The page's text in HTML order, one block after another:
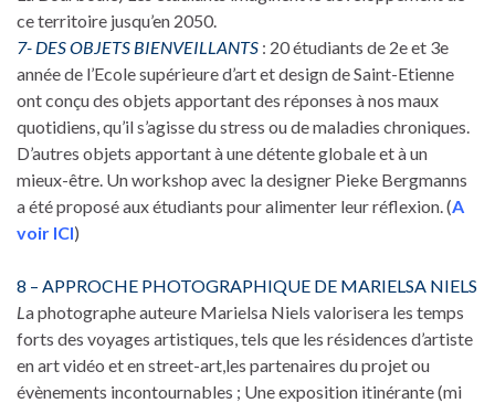
ce territoire jusqu’en 2050.
7- DES OBJETS BIENVEILLANTS : 20 étudiants de 2e et 3e
année de l’Ecole supérieure d’art et design de Saint-Etienne
ont conçu des objets apportant des réponses à nos maux
quotidiens, qu’il s’agisse du stress ou de maladies chroniques.
D’autres objets apportant à une détente globale et à un
mieux-être. Un workshop avec la designer Pieke Bergmanns
a été proposé aux étudiants pour alimenter leur réflexion. (A
voir ICI)
8 – APPROCHE PHOTOGRAPHIQUE DE MARIELSA NIELS
L a photographe auteure Marielsa Niels valorisera les temps
forts des voyages artistiques, tels que les résidences d’artiste
en art vidéo et en street-art,les partenaires du projet ou
évènements incontournables ; Une exposition itinérante (mi